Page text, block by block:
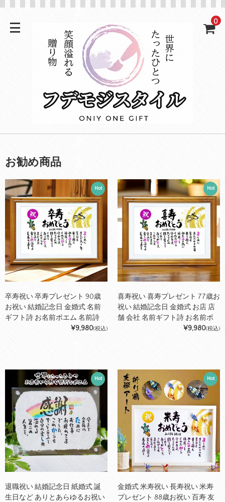
0
お勧め商品
Hot
卒寿祝い 卒寿プレゼント 90歳
お祝い 結婚記念日 金婚式 名前
ギフト詩 お名前ポエム 名前詩
各種御祝いに 鶴と亀 縁起物 名
ポエム 名前ポエム おしゃれ あ
いうえお作文
¥9,980(税込)
Hot
喜寿祝い 喜寿プレゼント 77歳お
祝い 結婚記念日 金婚式 お店 店
舗 会社 名前ギフト詩 お名前ポ
エム 各種御祝いに 鶴と亀 縁起
ームポエム 名前の詩 おしゃれ
あいうえお作文 名前詩 名前ポエ
ム ネームインポエム
¥9,980(税込)
Hot
退職祝い 結婚記念日 紙婚式 誕
生日など ありとあらゆるお祝い
Hot
金婚式 米寿祝い 長寿祝い 米寿
プレゼント 88歳お祝い 百寿 友